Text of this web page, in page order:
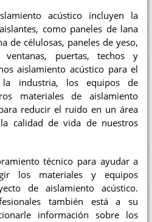
acústico incluyen la
como paneles de lana
de célulosas, paneles de yeso,
ventanas, puertas, techos y
aislamiento acústico para el
industria, los equipos de
materiales de aislamiento
reducir el ruido en un área
calidad de vida de nuestros
técnico para ayudar a
los materiales y equipos
de aislamiento acústico.
también está a su
información sobre los